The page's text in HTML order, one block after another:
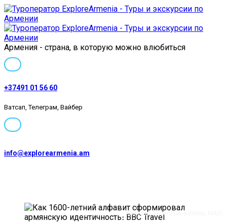
Армения - страна, в которую можно влюбиться
+37491 01 56 60
Ватсап, Телеграм, Вайбер
info@explorearmenia.am
(Ватсап, Телеграм, Вайбер, MAX)